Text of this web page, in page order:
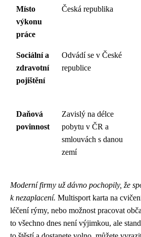
Místo
výkonu
práce
Česká republika
Sociální a
zdravotní
pojištění
Odvádí se v České
republice
Daňová
povinnost
Zavislý na délce
pobytu v ČR a
smlouvách s danou
zemí
Moderní firmy už dávno pochopily, že
k nezaplacení. Multisport karta na
léčení rýmy, nebo možnost pracovat
to všechno dnes není výjimkou, ale